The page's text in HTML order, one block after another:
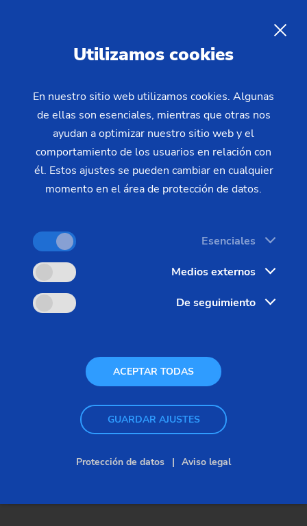
con la calidad de una «nueva»
In order to increase your production in the short
term, some of our modular machines are available
to you on short notice. We offer you slightly used,
demonstration and trade fair machines at ideal
terms. You are free to choose whether you want to
set up the machines yourself or use our
production as quickly as possible.
Utilizamos cookies
En nuestro sitio web utilizamos cookies. Algunas
de ellas son esenciales, mientras que otras nos
ayudan a optimizar nuestro sitio web y el
comportamiento de los usuarios en relación con
él. Estos ajustes se pueden cambiar en cualquier
momento en el área de protección de datos.
Esenciales
Medios externos
De seguimiento
ACEPTAR TODAS
GUARDAR AJUSTES
Protección de datos Aviso legal